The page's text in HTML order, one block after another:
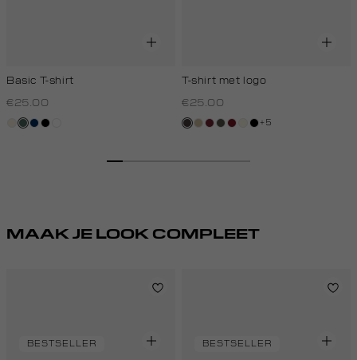
Basic T-shirt
€25.00
kit,groen,
donkerblauw
zwart
T-shirt met logo
€25.00
choco
lichtzand
bordeaux
bos,rood,
wit,zwart
+5
MAAK JE LOOK COMPLEET
BESTSELLER BESTSELLER